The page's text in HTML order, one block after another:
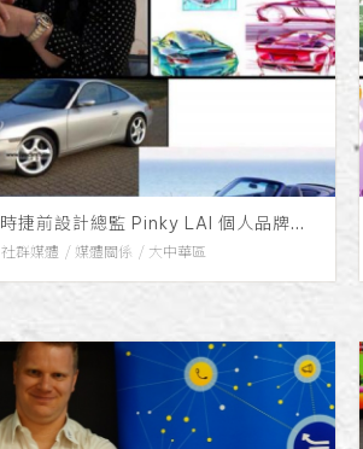
保時捷前設計總監 Pinky LAI 個人品牌形象經營
社群媒體 媒體關係 大中華區